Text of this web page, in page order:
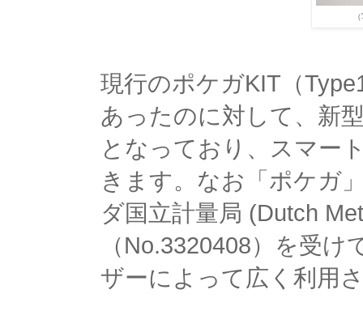
現行のポケガKIT（
あったのに対して、新
となっており、スマー
きます。なお「ポケガ
ダ国立計量局 (Dutch
（No.3320408）を受
ザーによって広く利用